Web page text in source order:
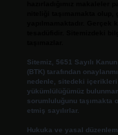
Sitemiz, 5651 Sayılı
(BTK) tarafından
nedenle, sitedeki
yükümlülüğümüz
sorumluluğunu taşımakta
etmiş sayılırlar.
Hukuka ve yasal